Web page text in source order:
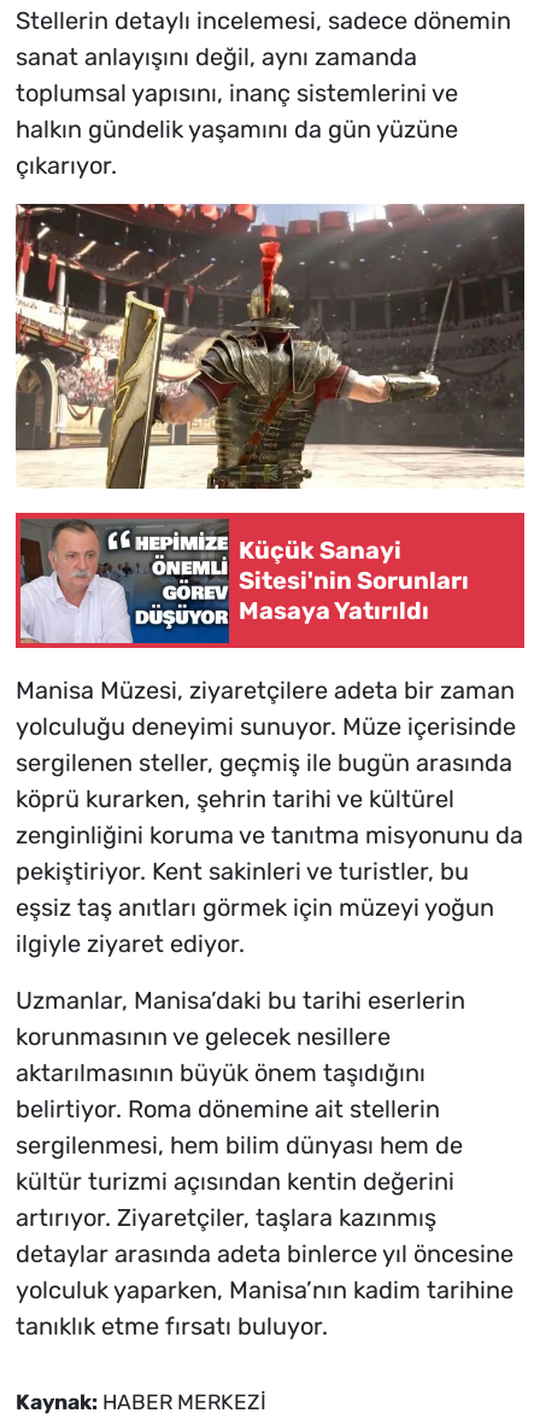
Stellerin detaylı incelemesi, sadece dönemin
sanat anlayışını değil, aynı zamanda
toplumsal yapısını, inanç sistemlerini ve
halkın gündelik yaşamını da gün yüzüne
çıkarıyor.
Küçük Sanayi
Sitesi'nin Sorunları
Masaya Yatırıldı
Manisa Müzesi, ziyaretçilere adeta bir zaman
yolculuğu deneyimi sunuyor. Müze içerisinde
sergilenen steller, geçmiş ile bugün arasında
köprü kurarken, şehrin tarihi ve kültürel
zenginliğini koruma ve tanıtma misyonunu da
pekiştiriyor. Kent sakinleri ve turistler, bu
eşsiz taş anıtları görmek için müzeyi yoğun
ilgiyle ziyaret ediyor.
Uzmanlar, Manisa’daki bu tarihi eserlerin
korunmasının ve gelecek nesillere
aktarılmasının büyük önem taşıdığını
belirtiyor. Roma dönemine ait stellerin
sergilenmesi, hem bilim dünyası hem de
kültür turizmi açısından kentin değerini
artırıyor. Ziyaretçiler, taşlara kazınmış
detaylar arasında adeta binlerce yıl öncesine
yolculuk yaparken, Manisa’nın kadim tarihine
tanıklık etme fırsatı buluyor.
Kaynak: HABER MERKEZİ